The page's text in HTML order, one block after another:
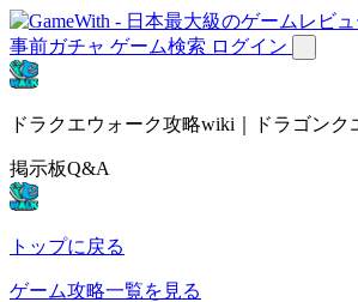
事前ガチャ ゲーム検索 ログイン
ドラクエウォーク攻略wiki｜ドラゴンク
掲示板Q&A
トップに戻る
ゲーム攻略一覧を見る